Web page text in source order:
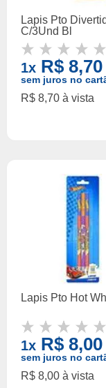
Lapis Pto
C/3Und Bl
1xR$ 8,70
sem juros no
R$ 8,70 à vista
Lapis Pto Hot
1xR$ 8,00
sem juros no
R$ 8,00 à vista